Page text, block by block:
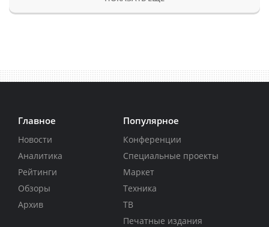
Главное
Новости
Аналитика
Рейтинги
Обзоры
Архив
Популярное
Конференции
Специальные проекты
Маркет
Техника
ТВ
Печатные издания